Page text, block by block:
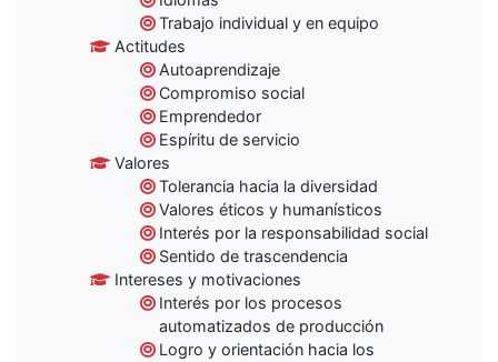
Trabajo individual y en equipo
Actitudes
Autoaprendizaje
Compromiso social
Emprendedor
Espíritu de servicio
Valores
Tolerancia hacia la diversidad
Valores éticos y humanísticos
Interés por la responsabilidad social
Sentido de trascendencia
Intereses y motivaciones
Interés por los procesos
automatizados de producción
Logro y orientación hacia los